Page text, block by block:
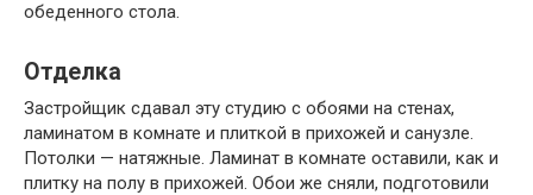
обеденного стола.
Отделка
Застройщик сдавал эту студию с обоями на стенах,
ламинатом в комнате и плиткой в прихожей и санузле.
Потолки — натяжные. Ламинат в комнате оставили, как и
плитку на полу в прихожей. Обои же сняли, подготовили